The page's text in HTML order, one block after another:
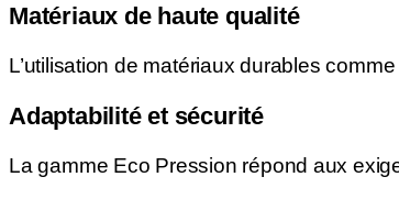
Matériaux de haute qualité
L’utilisation de matériaux durables
Adaptabilité et sécurité
La gamme Eco Pression répond aux